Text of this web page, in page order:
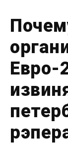
Евро-